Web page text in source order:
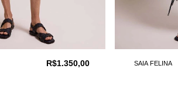
R$1.350,00 SAIA FELINA